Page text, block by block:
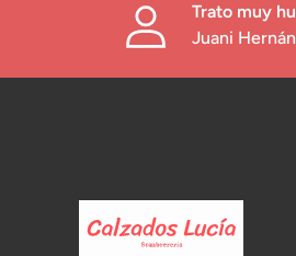
Trato muy
Juani